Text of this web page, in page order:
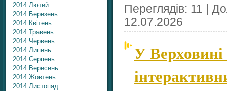
2014 Лютий
2014 Березень
2014 Квітень
2014 Травень
2014 Червень
2014 Липень
2014 Серпень
2014 Вересень
2014 Жовтень
2014 Листопад
Переглядів: 11 |
12.07.2026
У